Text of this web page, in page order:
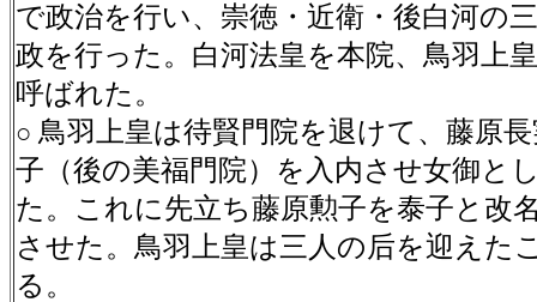
で政治を行い、崇徳・近衛・後白河の
政を行った。白河法皇を本院、鳥羽上
呼ばれた。
○ 鳥羽上皇は待賢門院を退けて、藤原
子（後の美福門院）を入内させ女御と
た。これに先立ち藤原勲子を泰子と改
させた。鳥羽上皇は三人の后を迎えた
る。